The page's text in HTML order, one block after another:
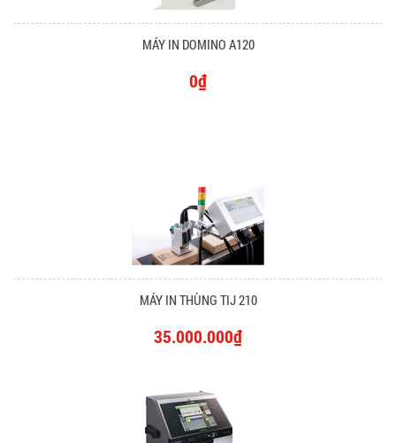
MÁY IN DOMINO A120
0₫
MÁY IN THÙNG TIJ 210
35.000.000₫